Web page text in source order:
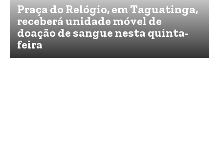
Praça do Relógio, em Taguatinga,
receberá unidade móvel de
doação de sangue nesta quinta-
feira